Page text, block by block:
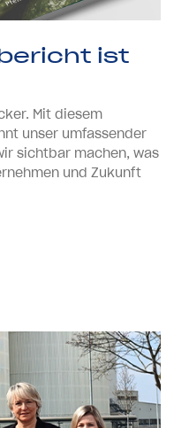
ist
Mit diesem
unser umfassender
sichtbar machen, was
und Zukunft